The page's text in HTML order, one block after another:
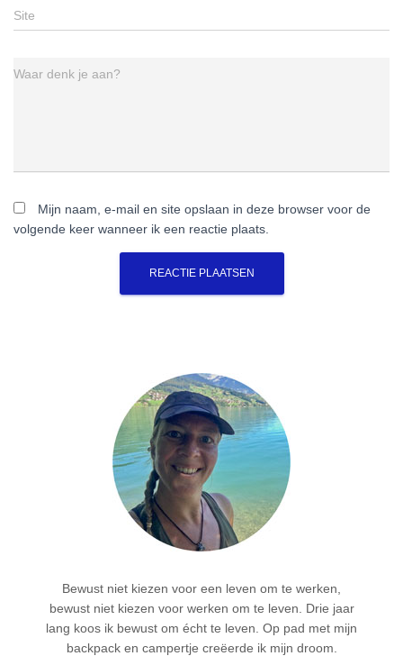
Site
Waar denk je aan?
Mijn naam, e-mail en site opslaan in deze browser voor de
volgende keer wanneer ik een reactie plaats.
Bewust niet kiezen voor een leven om te werken,
bewust niet kiezen voor werken om te leven. Drie jaar
lang koos ik bewust om écht te leven. Op pad met mijn
backpack en campertje creëerde ik mijn droom.